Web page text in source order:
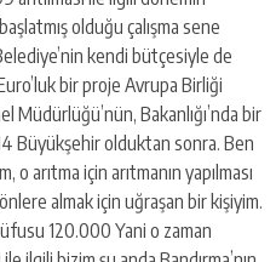
olduğu çalışma sene
kendi bütçesiyle de
bir proje Avrupa Birliği
Müdürlüğü’nün, Bakanlığı’nda bir
Büyükşehir olduktan sonra. Ben
arıtma için arıtmanın yapılması
almak için uğraşan bir kişiyim.
120.000 Yani o zaman